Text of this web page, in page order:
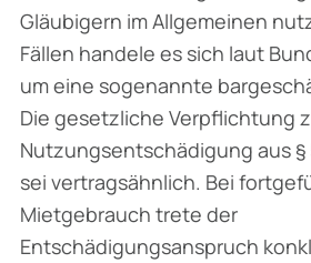
Gläubigern im Allgemeinen
Fällen handele es sich laut
um eine sogenannte
Die gesetzliche Verpflichtung
Nutzungsentschädigung aus §
sei vertragsähnlich. Bei
Mietgebrauch trete der
Entschädigungsanspruch